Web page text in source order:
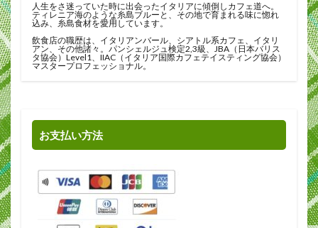
人生をさ迷っていた時に出会ったイタリアに傾倒しカフェ道へ。
ティレニア海のような糸島ブルーと、その地で育まれる味に惚れ
込み、糸島食材を愛用しています。
飲食店の職歴は、イタリアンバール、シアトル系カフェ、イタリ
アン、その他諸々。パンシェルジュ検定2,3級、JBA（日本バリス
タ協会）Level1、IIAC（イタリア国際カフェテイスティング協会）
マスタープロフェッショナル。
お支払い方法